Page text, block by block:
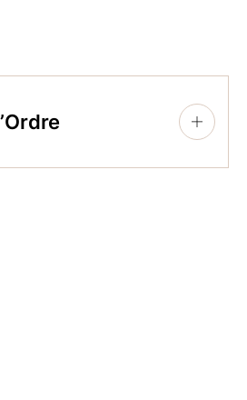
humaines agréés
matière de pratiques de